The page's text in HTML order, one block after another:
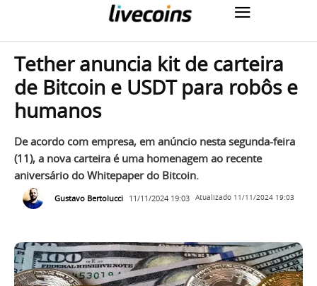
Tether anuncia kit de carteira
de Bitcoin e USDT para robôs e
humanos
De acordo com empresa, em anúncio nesta segunda-feira
(11), a nova carteira é uma homenagem ao recente
aniversário do Whitepaper do Bitcoin.
Gustavo Bertolucci 11/11/2024 19:03 Atualizado 11/11/2024 19:03